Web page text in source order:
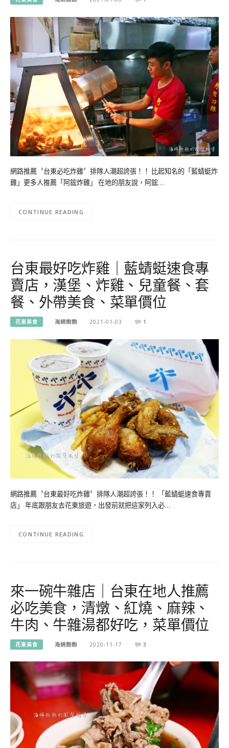
網路推薦〝台東必吃炸雞〞排隊人潮超誇張！！ 比起知名的「藍蜻蜓炸
雞」更多人推薦「阿鋐炸雞」 在地的朋友說，阿鋐…
CONTINUE READING
台東最好吃炸雞｜藍蜻蜓速食專
賣店，漢堡、炸雞、兒童餐、套
餐、外帶美食、菜單價位
花東美食 海綿飽飽 2021-01-03 1
網路推薦〝台東最好吃炸雞〞排隊人潮超誇張！！ 「藍蜻蜓速食專賣
店」 年底跟朋友去花東旅遊，出發前就把這家列入必…
CONTINUE READING
來一碗牛雜店｜台東在地人推薦
必吃美食，清燉、紅燒、麻辣、
牛肉、牛雜湯都好吃，菜單價位
花東美食 海綿飽飽 2020-11-17 3